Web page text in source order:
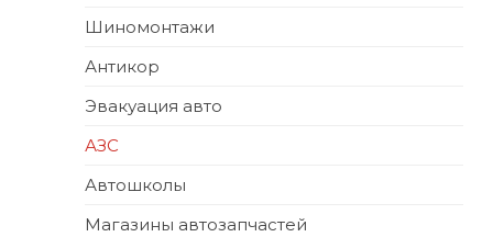
Шиномонтажи
Антикор
Эвакуация авто
АЗС
Автошколы
Магазины автозапчастей